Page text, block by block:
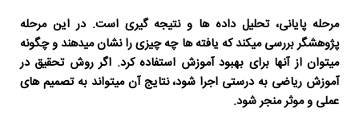
مرحله پایانی، تحلیل داده ها و نتیجه گیری است. در این مرحله
پژوهشگر بررسی میکند که یافته ها چه چیزی را نشان میدهند و چگونه
میتوان از آنها برای بهبود آموزش استفاده کرد. اگرروش تحقیق در
آموزش ریاضی به درستی اجرا شود، نتایج آن میتواند به تصمیم های
عملی و موثر منجر شود.